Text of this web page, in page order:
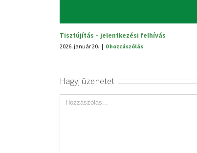
Hagyj üzenetet